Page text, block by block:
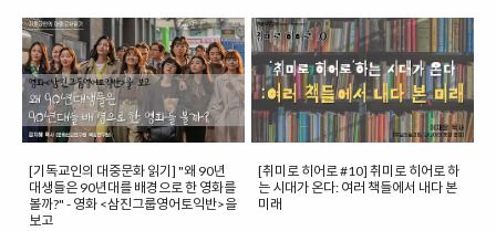
[기독교인의 대중문화 읽기] "왜 90년
대생들은 90년대를 배경으로 한 영화를
볼까?" - 영화 <삼진그룹영어토익반>을
보고
[취미로 히어로 #10] 취미로 히어로 하
는 시대가 온다: 여러 책들에서 내다 본
미래